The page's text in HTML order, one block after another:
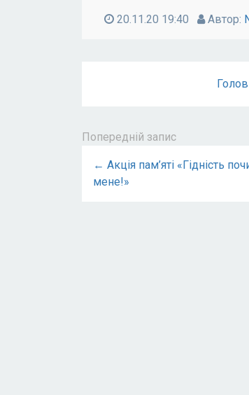
20.11.20 19:40 Автор:
Попередній запис
← Акція пам’яті «Гідність
мене!»